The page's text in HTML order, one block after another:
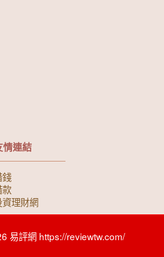
情連結
錢
款
資理財網
易評網 https://reviewtw.com/